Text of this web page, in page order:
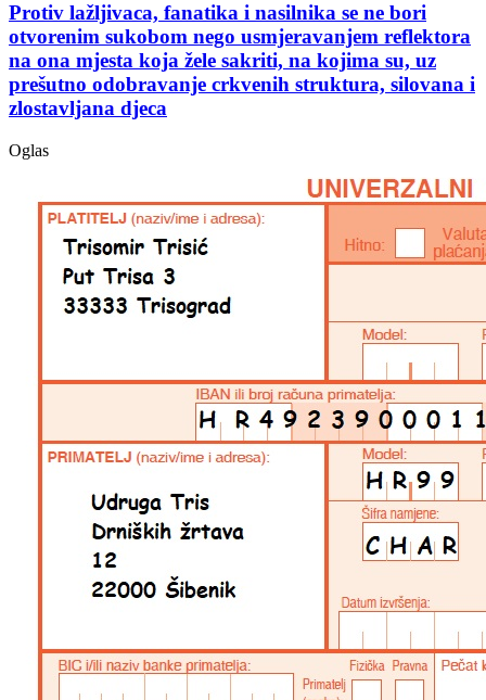
Protiv lažljivaca, fanatika i nasilnika se ne bori
otvorenim sukobom nego usmjeravanjem reflektora
na ona mjesta koja žele sakriti, na kojima su, uz
prešutno odobravanje crkvenih struktura, silovana i
zlostavljana djeca
Oglas